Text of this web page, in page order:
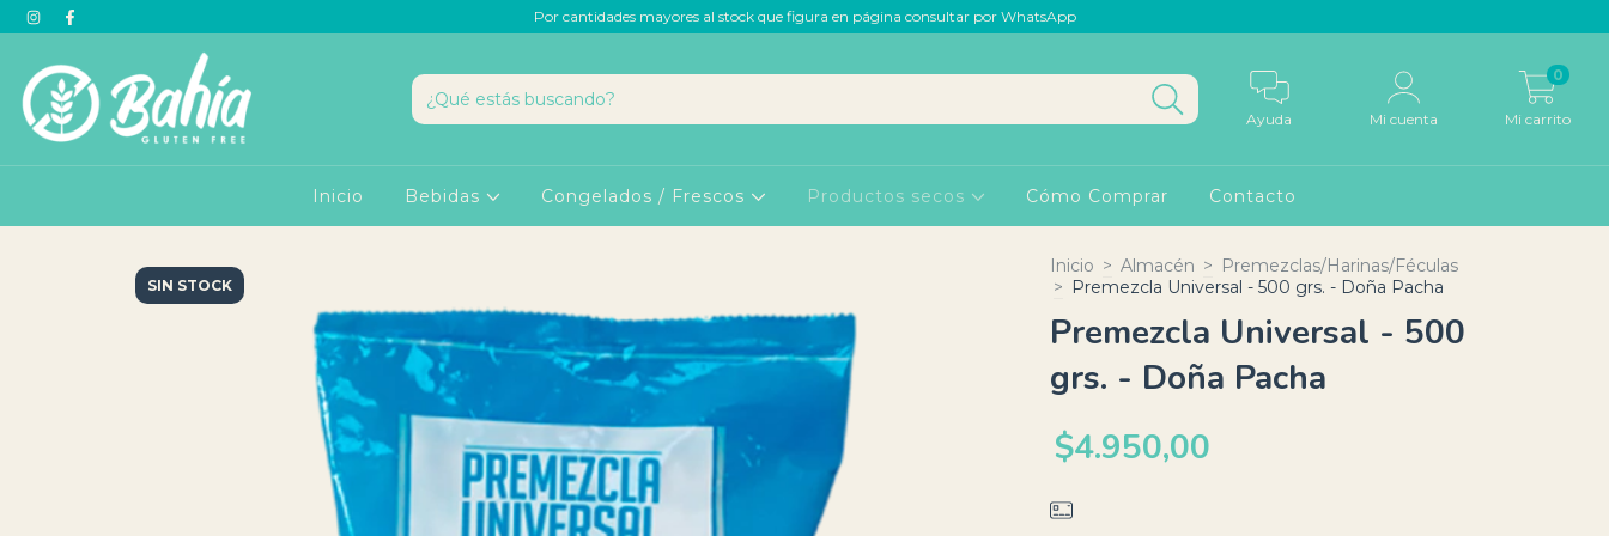
Por cantidades mayores al stock que figura en página consultar por WhatsApp
Ayuda Mi cuenta Mi carrito
0
Inicio Bebidas Congelados / Frescos Productos secos Cómo Comprar Contacto
SIN STOCK
Inicio > Almacén > Premezclas/Harinas/Féculas
> Premezcla Universal - 500 grs. - Doña Pacha
Premezcla Universal - 500
grs. - Doña Pacha
$4.950,00